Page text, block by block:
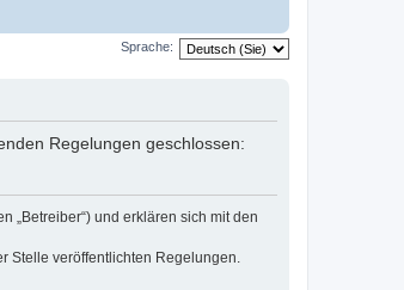
Sprache:
Regelungen geschlossen:
„Betreiber“) und erklären sich mit den
Stelle veröffentlichten Regelungen.